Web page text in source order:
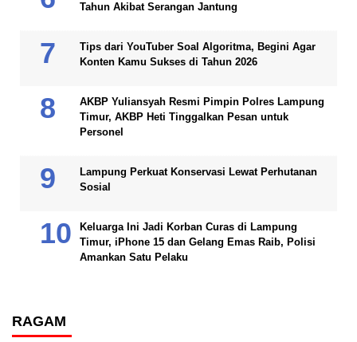
Tahun Akibat Serangan Jantung
Tips dari YouTuber Soal Algoritma, Begini Agar
Konten Kamu Sukses di Tahun 2026
AKBP Yuliansyah Resmi Pimpin Polres Lampung
Timur, AKBP Heti Tinggalkan Pesan untuk
Personel
Lampung Perkuat Konservasi Lewat Perhutanan
Sosial
Keluarga Ini Jadi Korban Curas di Lampung
Timur, iPhone 15 dan Gelang Emas Raib, Polisi
Amankan Satu Pelaku
RAGAM